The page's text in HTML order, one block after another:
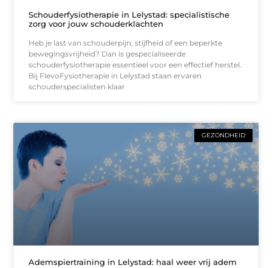
Schouderfysiotherapie in Lelystad: specialistische
zorg voor jouw schouderklachten
Heb je last van schouderpijn, stijfheid of een beperkte
bewegingsvrijheid? Dan is gespecialiseerde
schouderfysiotherapie essentieel voor een effectief herstel.
Bij FlevoFysiotherapie in Lelystad staan ervaren
schouderspecialisten klaar
GEZONDHEID
Ademspiertraining in Lelystad: haal weer vrij adem